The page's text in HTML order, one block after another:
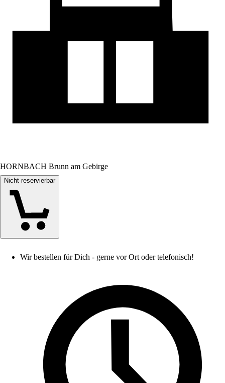
HORNBACH Brunn am Gebirge
Nicht reservierbar
Wir bestellen für Dich - gerne vor Ort oder telefonisch!